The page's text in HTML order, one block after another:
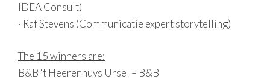
IDEA Consult)
· Raf Stevens (Communicatie expert storytelling)
The 15 winners are:
B&B ‘t Heerenhuys Ursel – B&B